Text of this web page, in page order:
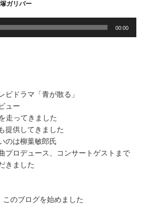
ガリバー
00:00
ドラマ「青が散る」
ュー
走ってきました
提供してきました
のは柳葉敏郎氏
プロデュース、コンサートゲストまで
きました
のブログを始めました